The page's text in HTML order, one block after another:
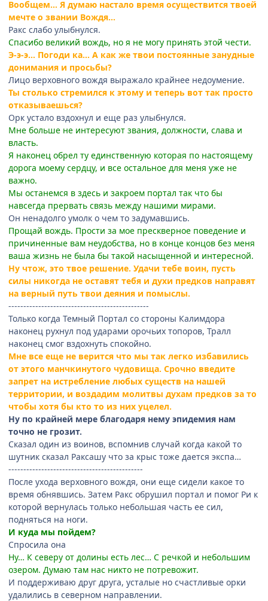
Вообщем… Я думаю настало время осуществится твоей
мечте о звании Вождя…
Ракс слабо улыбнулся.
Спасибо великий вождь, но я не могу принять этой чести.
Э-э-э… Погоди ка… А как же твои постоянные занудные
донимания и просьбы?
Лицо верховного вождя выражало крайнее недоумение.
Ты столько стремился к этому и теперь вот так просто
отказываешься?
Орк устало вздохнул и еще раз улыбнулся.
Мне больше не интересуют звания, должности, слава и
власть.
Я наконец обрел ту единственную которая по настоящему
дорога моему сердцу, и все остальное для меня уже не
важно.
Мы останемся в здесь и закроем портал так что бы
навсегда прервать связь между нашими мирами.
Он ненадолго умолк о чем то задумавшись.
Прощай вождь. Прости за мое прескверное поведение и
причиненные вам неудобства, но в конце концов без меня
ваша жизнь не была бы такой насыщенной и интересной.
Ну чтож, это твое решение. Удачи тебе воин, пусть
силы никогда не оставят тебя и духи предков направят
на верный путь твои деяния и помыслы.
-----------------------------------------------
Только когда Темный Портал со стороны Калимдора
наконец рухнул под ударами орочьих топоров, Тралл
наконец смог вздохнуть спокойно.
Мне все еще не верится что мы так легко избавились
от этого манчкинутого чудовища. Срочно введите
запрет на истребление любых существ на нашей
территории, и воздадим молитвы духам предков за то
чтобы хотя бы кто то из них уцелел.
Ну по крайней мере благодаря нему эпидемия нам
точно не грозит.
Сказал один из воинов, вспомнив случай когда какой то
шутник сказал Раксашу что за крыс тоже дается экспа…
---------------------------------------------
После ухода верховного вождя, они еще сидели какое то
время обнявшись. Затем Ракс обрушил портал и помог Ри к
которой вернулась только небольшая часть ее сил,
подняться на ноги.
И куда мы пойдем?
Спросила она
Ну… К северу от долины есть лес… С речкой и небольшим
озером. Думаю там нас никто не потревожит.
И поддерживаю друг друга, усталые но счастливые орки
удалились в северном направлении.